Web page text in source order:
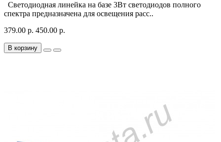
Светодиодная линейка на базе 3Вт светодиодов полного
спектра предназначена для освещения расс..
379.00 р. 450.00 р.
В корзину